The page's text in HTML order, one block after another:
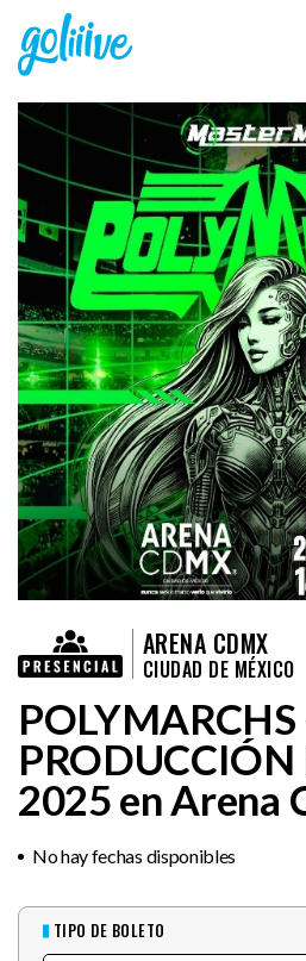
ARENA CDMX
CIUDAD DE MÉXICO
POLYMARCHS
2025 en Arena
No hay fechas disponibles
TIPO DE BOLETO